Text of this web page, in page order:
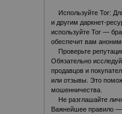
Используйте Tor:
и другим даркнет-
используйте Tor —
обеспечит вам
Проверьте
Обязательно
продавцов и
или отзывы. Это
мошенничества.
Не разглашайте
Важнейшее правило —